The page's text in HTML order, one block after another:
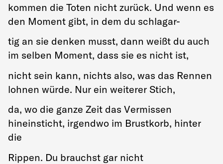
kommen die Toten nicht zurück. Und wenn es
den Moment gibt, in dem du schlagar-
tig an sie denken musst, dann weißt du auch
im selben Moment, dass sie es nicht ist,
nicht sein kann, nichts also, was das Rennen
lohnen würde. Nur ein weiterer Stich,
da, wo die ganze Zeit das Vermissen
hineinsticht, irgendwo im Brustkorb, hinter
die
Rippen. Du brauchst gar nicht